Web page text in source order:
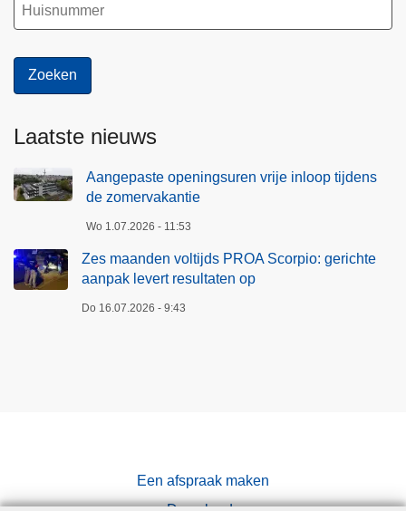
Laatste nieuws
Aangepaste openingsuren vrije inloop tijdens
de zomervakantie
Wo 1.07.2026 - 11:53
Zes maanden voltijds PROA Scorpio: gerichte
aanpak levert resultaten op
Do 16.07.2026 - 9:43
Een afspraak maken